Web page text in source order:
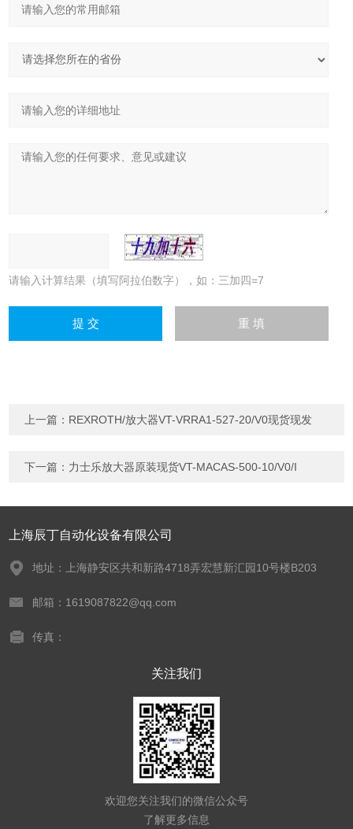
请输入计算结果（填写阿拉伯数字），如：三加四=7
上一篇： REXROTH/放大器VT-VRRA1-527-20/V0现货现发
下一篇： 力士乐放大器原装现货VT-MACAS-500-10/V0/I
上海辰丁自动化设备有限公司
地址：上海静安区共和新路4718弄宏慧新汇园10号楼B203
邮箱：1619087822@qq.com
传真：
关注我们
欢迎您关注我们的微信公众号
了解更多信息